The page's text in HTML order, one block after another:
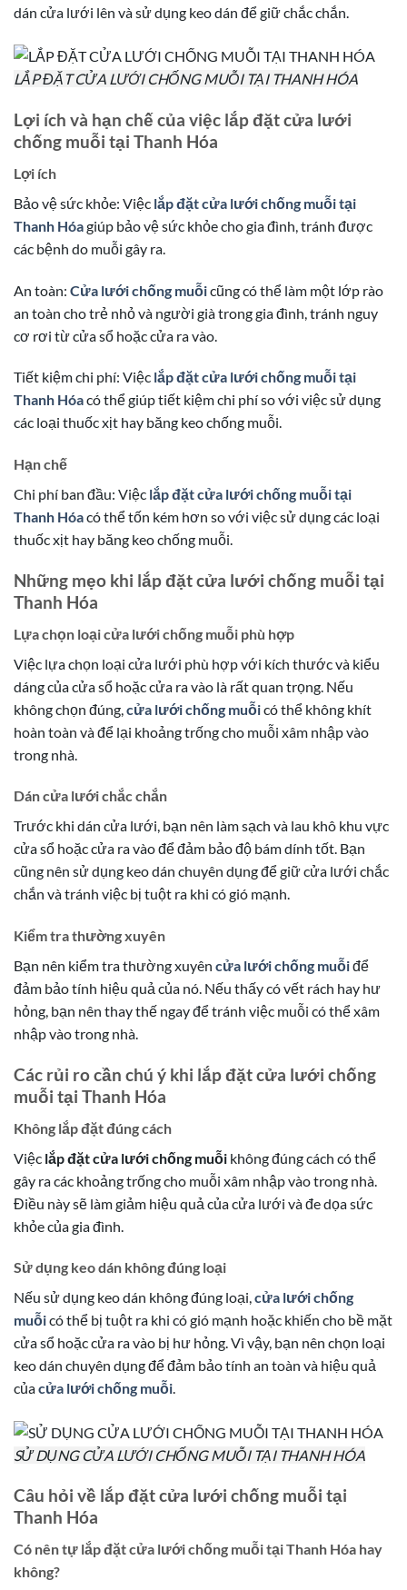
dán cửa lưới lên và sử dụng keo dán để giữ chắc chắn.
LẮP ĐẶT CỬA LƯỚI CHỐNG MUỖI TẠI THANH HÓA
Lợi ích và hạn chế của việc lắp đặt cửa lưới
chống muỗi tại Thanh Hóa
Lợi ích
Bảo vệ sức khỏe: Việc lắp đặt cửa lưới chống muỗi tại
Thanh Hóagiúp bảo vệ sức khỏe cho gia đình, tránh được
các bệnh do muỗi gây ra.
An toàn: Cửa lưới chống muỗicũng có thể làm một lớp rào
an toàn cho trẻ nhỏ và người già trong gia đình, tránh nguy
cơ rơi từ cửa sổ hoặc cửa ra vào.
Tiết kiệm chi phí: Việc lắp đặt cửa lưới chống muỗi tại
Thanh Hóacó thể giúp tiết kiệm chi phí so với việc sử dụng
các loại thuốc xịt hay băng keo chống muỗi.
Hạn chế
Chi phí ban đầu: Việc lắp đặt cửa lưới chống muỗi tại
Thanh Hóacó thể tốn kém hơn so với việc sử dụng các loại
thuốc xịt hay băng keo chống muỗi.
Những mẹo khi lắp đặt cửa lưới chống muỗi tại
Thanh Hóa
Lựa chọn loại cửa lưới chống muỗi phù hợp
Việc lựa chọn loại cửa lưới phù hợp với kích thước và kiểu
dáng của cửa sổ hoặc cửa ra vào là rất quan trọng. Nếu
không chọn đúng, cửa lưới chống muỗicó thể không khít
hoàn toàn và để lại khoảng trống cho muỗi xâm nhập vào
trong nhà.
Dán cửa lưới chắc chắn
Trước khi dán cửa lưới, bạn nên làm sạch và lau khô khu vực
cửa sổ hoặc cửa ra vào để đảm bảo độ bám dính tốt. Bạn
cũng nên sử dụng keo dán chuyên dụng để giữ cửa lưới chắc
chắn và tránh việc bị tuột ra khi có gió mạnh.
Kiểm tra thường xuyên
Bạn nên kiểm tra thường xuyên cửa lưới chống muỗiđể
đảm bảo tính hiệu quả của nó. Nếu thấy có vết rách hay hư
hỏng, bạn nên thay thế ngay để tránh việc muỗi có thể xâm
nhập vào trong nhà.
Các rủi ro cần chú ý khi lắp đặt cửa lưới chống
muỗi tại Thanh Hóa
Không lắp đặt đúng cách
Việc lắp đặt cửa lưới chống muỗi không đúng cách có thể
gây ra các khoảng trống cho muỗi xâm nhập vào trong nhà.
Điều này sẽ làm giảm hiệu quả của cửa lưới và đe dọa sức
khỏe của gia đình.
Sử dụng keo dán không đúng loại
Nếu sử dụng keo dán không đúng loại,cửa lưới chống
muỗicó thể bị tuột ra khi có gió mạnh hoặc khiến cho bề mặt
cửa sổ hoặc cửa ra vào bị hư hỏng. Vì vậy, bạn nên chọn loại
keo dán chuyên dụng để đảm bảo tính an toàn và hiệu quả
củacửa lưới chống muỗi.
SỬ DỤNG CỬA LƯỚI CHỐNG MUỖI TẠI THANH HÓA
Câu hỏi về lắp đặt cửa lưới chống muỗi tại
Thanh Hóa
Có nên tự lắp đặt cửa lưới chống muỗi tại Thanh Hóa hay
không?